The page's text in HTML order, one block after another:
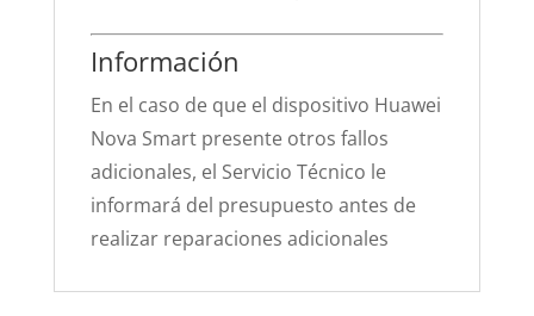
Información
En el caso de que el dispositivo Huawei
Nova Smart presente otros fallos
adicionales, el Servicio Técnico le
informará del presupuesto antes de
realizar reparaciones adicionales